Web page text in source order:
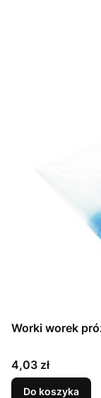
Worki worek
Cena
4,03 zł
Do koszyka